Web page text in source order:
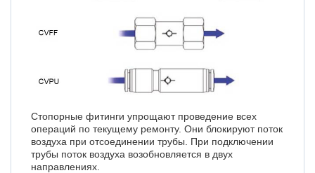
Стопорные фитинги упрощают проведение всех
операций по текущему ремонту. Они блокируют поток
воздуха при отсоединении трубы. При подключении
трубы поток воздуха возобновляется в двух
направлениях.